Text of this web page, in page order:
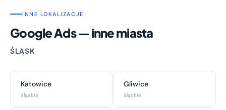
INNE LOKALIZACJE
Google Ads — inne miasta
ŚLĄSK
Katowice
śląskie
Gliwice
śląskie